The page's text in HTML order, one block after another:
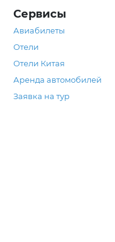
Сервисы
Авиабилеты
Отели
Отели Китая
Аренда автомобилей
Заявка на тур